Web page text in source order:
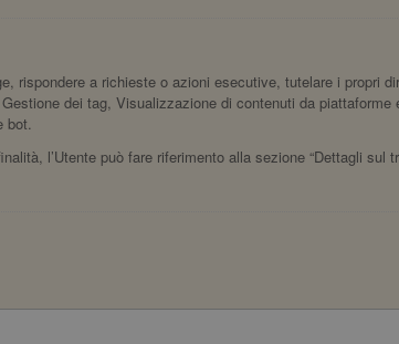
rispondere a richieste o azioni esecutive, tutelare i propri
dei tag, Visualizzazione di contenuti da piattaforme
bot.
l’Utente può fare riferimento alla sezione “Dettagli sul